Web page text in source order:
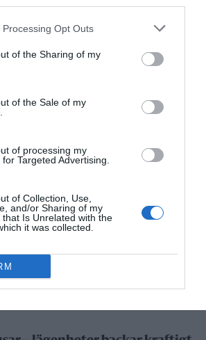
Opt Outs
of the Sharing of my
of the Sale of my
of processing my
Targeted Advertising.
of Collection, Use,
and/or Sharing of my
that Is Unrelated with the
it was collected.
AB registrerat –
i Norrtälje
Klart
09:00 10:00 12:00
LEDARE
drivmedelspriser är hat